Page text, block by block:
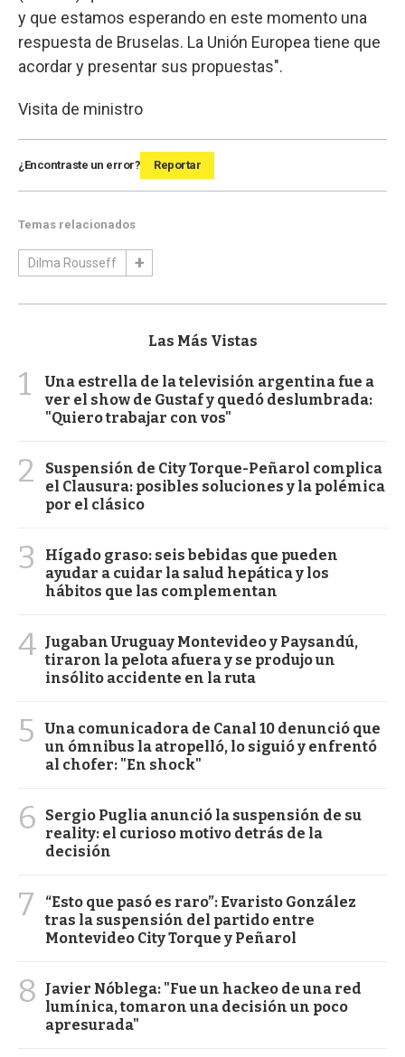
y que estamos esperando en este momento una
respuesta de Bruselas. La Unión Europea tiene que
acordar y presentar sus propuestas".
Visita de ministro
¿Encontraste un error? Reportar
Temas relacionados
Dilma Rousseff
Las Más Vistas
1
Una estrella de la televisión argentina fue a
ver el show de Gustaf y quedó deslumbrada:
"Quiero trabajar con vos"
2
Suspensión de City Torque-Peñarol complica
el Clausura: posibles soluciones y la polémica
por el clásico
3
Hígado graso: seis bebidas que pueden
ayudar a cuidar la salud hepática y los
hábitos que las complementan
4 Jugaban Uruguay Montevideo y Paysandú,
tiraron la pelota afuera y se produjo un
insólito accidente en la ruta
5
Una comunicadora de Canal 10 denunció que
un ómnibus la atropelló, lo siguió y enfrentó
al chofer: "En shock"
6
Sergio Puglia anunció la suspensión de su
reality: el curioso motivo detrás de la
decisión
7
“Esto que pasó es raro”: Evaristo González
tras la suspensión del partido entre
Montevideo City Torque y Peñarol
8
Javier Nóblega: "Fue un hackeo de una red
lumínica, tomaron una decisión un poco
apresurada"